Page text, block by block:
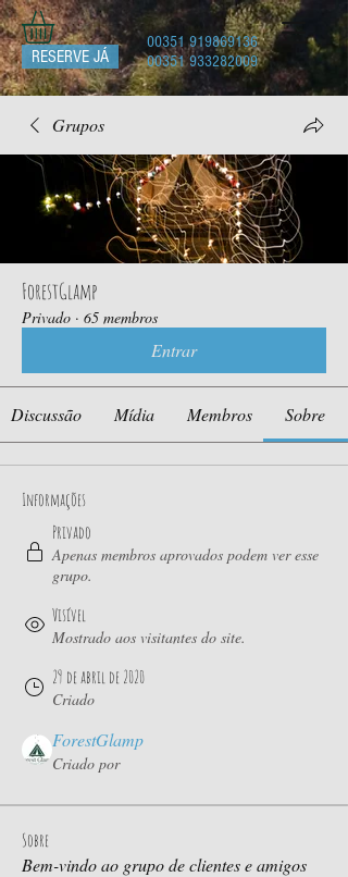
RESERVE JÁ
00351 919869136
00351 933282009
Grupos
ForestGlamp
Privado · 65 membros
Entrar
Discussão Mídia Membros Sobre
Informações
Privado
Apenas membros aprovados podem ver esse
grupo.
Visível
Mostrado aos visitantes do site.
29 de abril de 2020
Criado
ForestGlamp
Criado por
Sobre
Bem-vindo ao grupo de clientes e amigos